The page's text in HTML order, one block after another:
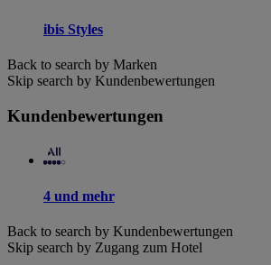
ibis Styles
Back to search by Marken
Skip search by Kundenbewertungen
Kundenbewertungen
4 und mehr
Back to search by Kundenbewertungen
Skip search by Zugang zum Hotel